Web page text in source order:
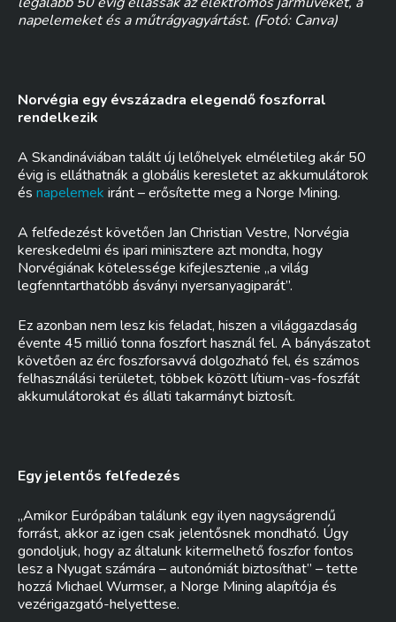
napelemeket és a műtrágyagyártást. (Fotó: Canva)
Norvégia egy évszázadra elegendő foszforral
rendelkezik
A Skandináviában talált új lelőhelyek elméletileg akár 50
évig is elláthatnák a globális keresletet az akkumulátorok
és napelemek iránt – erősítette meg a Norge Mining.
A felfedezést követően Jan Christian Vestre, Norvégia
kereskedelmi és ipari minisztere azt mondta, hogy
Norvégiának kötelessége kifejlesztenie „a világ
legfenntarthatóbb ásványi nyersanyagiparát”.
Ez azonban nem lesz kis feladat, hiszen a világgazdaság
évente 45 millió tonna foszfort használ fel. A bányászatot
követően az érc foszforsavvá dolgozható fel, és számos
felhasználási területet, többek között lítium-vas-foszfát
akkumulátorokat és állati takarmányt biztosít.
Egy jelentős felfedezés
„Amikor Európában találunk egy ilyen nagyságrendű
forrást, akkor az igen csak jelentősnek mondható. Úgy
gondoljuk, hogy az általunk kitermelhető foszfor fontos
lesz a Nyugat számára – autonómiát biztosíthat” – tette
hozzá Michael Wurmser, a Norge Mining alapítója és
vezérigazgató-helyettese.